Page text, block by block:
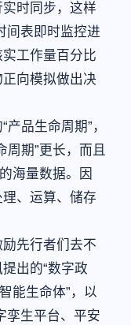
时同步，这样
间表即时监控进
工作量百分比
向模拟做出决
品生命周期”，
周期”更长，而且
海量数据。因
、运算、储存
先行者们去不
出的“数字政
能生命体”，以
孪生平台、平安